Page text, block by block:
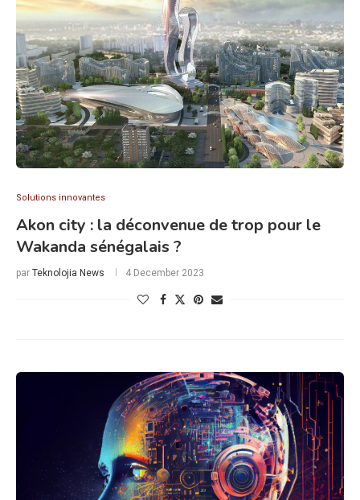
Solutions innovantes
Akon city : la déconvenue de trop pour le
Wakanda sénégalais ?
par Teknolojia News 4 December 2023